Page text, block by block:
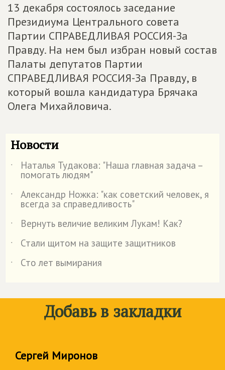
13 декабря состоялось заседание
Президиума Центрального совета
Партии СПРАВЕДЛИВАЯ РОССИЯ-За
Правду. На нем был избран новый состав
Палаты депутатов Партии
СПРАВЕДЛИВАЯ РОССИЯ-За Правду, в
который вошла кандидатура Брячака
Олега Михайловича.
Новости
˙ Наталья Тудакова: "Наша главная задача –
помогать людям"
˙
Александр Ножка: "как советский человек, я
всегда за справедливость"
˙
Вернуть величие великим Лукам! Как?
˙
Стали щитом на защите защитников
˙
Сто лет вымирания
Добавь в закладки
Сергей Миронов